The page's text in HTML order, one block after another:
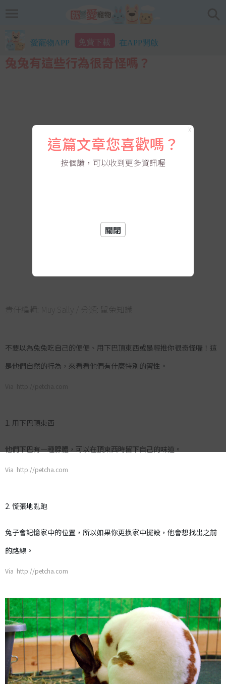
愛寵物APP 免費下載 在APP開啟
兔兔有這些行為很奇怪嗎？
責任編輯: / 分類: 鼠兔知識
不要以為兔兔吃自己的便便、用下巴頂東西或是輕推你很奇怪喔！這
是他們自然的行為，來看看他們有什麼特別的習性。
1. 用下巴頂東西
他們下巴有一種腺體，可以在頂東西時留下自己的味道。
Via http://petcha.com
2. 慌張地亂跑
兔子會記憶家中的位置，所以如果你更換家中擺設，他會想找出之前
的路線。
Via http://petcha.com
X
這篇文章您喜歡嗎？
按個讚，可以收到更多資訊喔
關閉